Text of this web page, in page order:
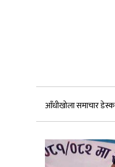
आँधीखोला समाचार डेस्क